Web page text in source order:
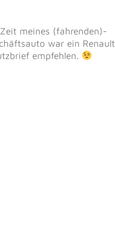
meines (fahrenden)-
war ein Renault
empfehlen.